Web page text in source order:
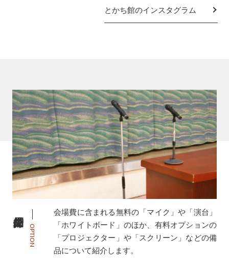
とかち館のインスタグラム
OPTION
会場費に含まれる無料の「マイク」や「演台」
「ホワイトボード」のほか、有料オプションの
「プロジェクター」や「スクリーン」などの備
品について紹介します。